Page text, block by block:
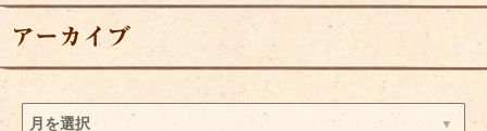
アーカイブ